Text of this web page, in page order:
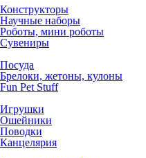
Конструкторы
Научные наборы
Роботы, мини роботы
Сувениры
Посуда
Брелоки, жетоны, кулоны
Fun Pet Stuff
Игрушки
Ошейники
Поводки
Канцелярия